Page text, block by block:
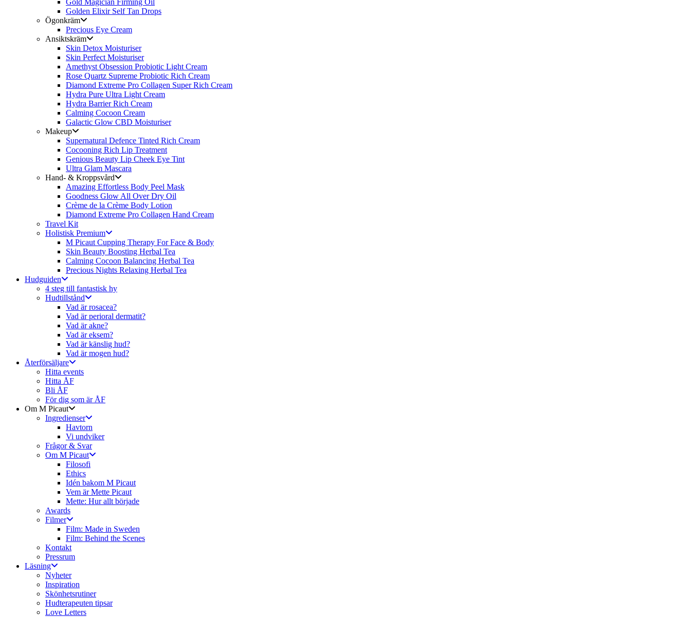
Gold Magician Firming Oil
Golden Elixir Self Tan Drops
Ögonkräm
Precious Eye Cream
Ansiktskräm
Skin Detox Moisturiser
Skin Perfect Moisturiser
Amethyst Obsession Probiotic Light Cream
Rose Quartz Supreme Probiotic Rich Cream
Diamond Extreme Pro Collagen Super Rich Cream
Hydra Pure Ultra Light Cream
Hydra Barrier Rich Cream
Calming Cocoon Cream
Galactic Glow CBD Moisturiser
Makeup
Supernatural Defence Tinted Rich Cream
Cocooning Rich Lip Treatment
Genious Beauty Lip Cheek Eye Tint
Ultra Glam Mascara
Hand- & Kroppsvård
Amazing Effortless Body Peel Mask
Goodness Glow All Over Dry Oil
Crème de la Crème Body Lotion
Diamond Extreme Pro Collagen Hand Cream
Travel Kit
Holistisk Premium
M Picaut Cupping Therapy For Face & Body
Skin Beauty Boosting Herbal Tea
Calming Cocoon Balancing Herbal Tea
Precious Nights Relaxing Herbal Tea
Hudguiden
4 steg till fantastisk hy
Hudtillstånd
Vad är rosacea?
Vad är perioral dermatit?
Vad är akne?
Vad är eksem?
Vad är känslig hud?
Vad är mogen hud?
Återförsäljare
Hitta events
Hitta ÅF
Bli ÅF
För dig som är ÅF
Om M Picaut
Ingredienser
Havtorn
Vi undviker
Frågor & Svar
Om M Picaut
Filosofi
Ethics
Idén bakom M Picaut
Vem är Mette Picaut
Mette: Hur allt började
Awards
Filmer
Film: Made in Sweden
Film: Behind the Scenes
Kontakt
Pressrum
Läsning
Nyheter
Inspiration
Skönhetsrutiner
Hudterapeuten tipsar
Love Letters